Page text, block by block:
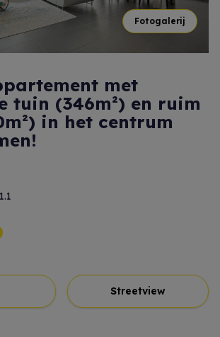
Fotogalerij
met
tuin (346m²) en ruim
in het centrum
Streetview